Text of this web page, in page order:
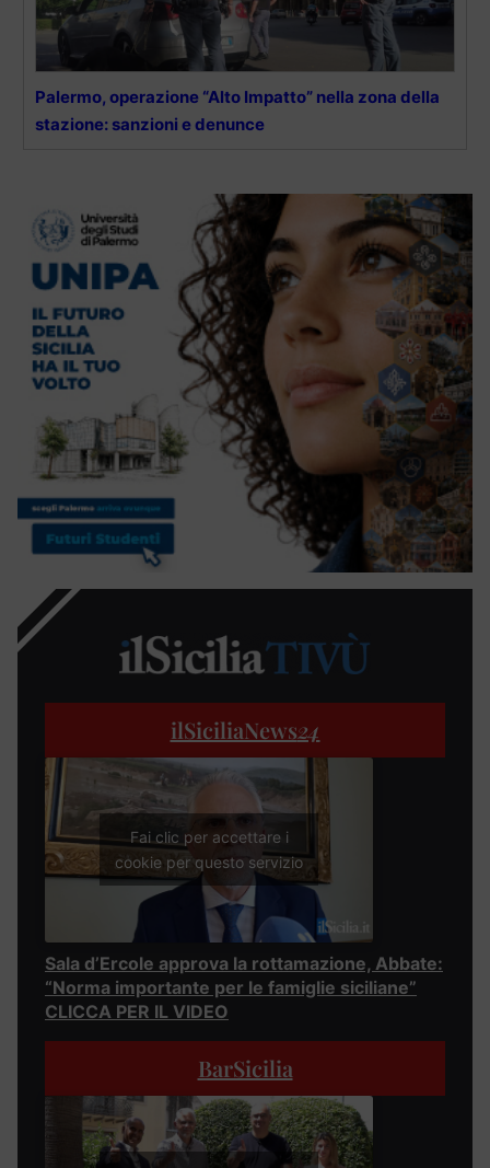
Palermo, operazione “Alto Impatto” nella zona della
stazione: sanzioni e denunce
ilSiciliaNews24
Fai clic per accettare i
cookie per questo servizio
Sala d’Ercole approva la rottamazione, Abbate:
“Norma importante per le famiglie siciliane”
CLICCA PER IL VIDEO
BarSicilia